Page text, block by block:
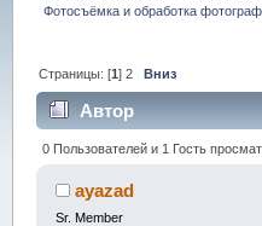
Фотосъёмка и обработка
Страницы: [1]2 Вниз
Автор
0 Пользователей и 1 Гость
ayazad
Sr. Member